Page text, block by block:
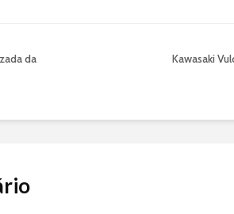
da
Kawasaki